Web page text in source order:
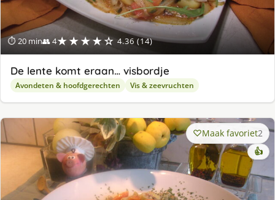
⏱ 20 min👥 4★★★★☆ 4.36 (14)
De lente komt eraan… visbordje
Avondeten & hoofdgerechten Vis & zeevruchten
Maak favoriet2
👍